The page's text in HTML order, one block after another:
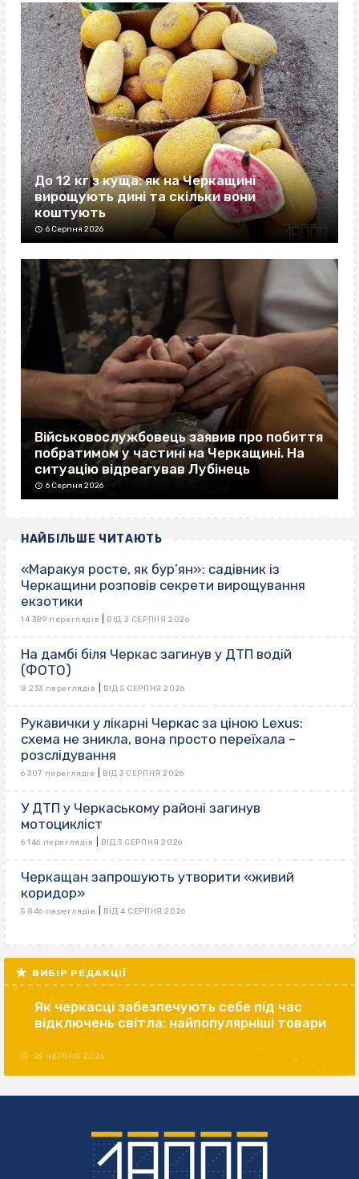
До 12 кг з куща: як на Черкащині
вирощують дині та скільки вони
коштують
6 Серпня 2026
Військовослужбовець заявив про побиття
побратимом у частині на Черкащині. На
ситуацію відреагував Лубінець
6 Серпня 2026
НАЙБІЛЬШЕ ЧИТАЮТЬ
«Маракуя росте, як бур’ян»: садівник із
Черкащини розповів секрети вирощування
екзотики
14 389 переглядів ВІД 2 СЕРПНЯ 2026
На дамбі біля Черкас загинув у ДТП водій
(ФОТО)
8 233 переглядів ВІД 5 СЕРПНЯ 2026
Рукавички у лікарні Черкас за ціною Lexus:
схема не зникла, вона просто переїхала –
розслідування
6 307 переглядів ВІД 3 СЕРПНЯ 2026
У ДТП у Черкаському районі загинув
мотоцикліст
6 146 переглядів ВІД 3 СЕРПНЯ 2026
Черкащан запрошують утворити «живий
коридор»
5 846 переглядів ВІД 4 СЕРПНЯ 2026
ВИБІР РЕДАКЦІЇ
Як черкасці забезпечують себе під час
відключень світла: найпопулярніші товари
29 ЧЕРВНЯ 2026